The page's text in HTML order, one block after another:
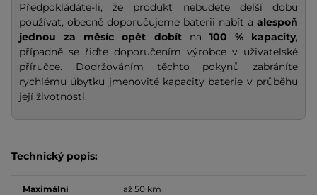
Předpokládáte-li, že produkt nebudete delší dobu
používat, obecně doporučujeme baterii nabít a alespoň
jednou za měsíc opět dobítna 100 % kapacity,
případně se řiďte doporučením výrobce v uživatelské
příručce. Dodržováním těchto pokynů zabráníte
rychlému úbytku jmenovité kapacity baterie v průběhu
její životnosti.
Technický popis:
Maximální
až 50 km